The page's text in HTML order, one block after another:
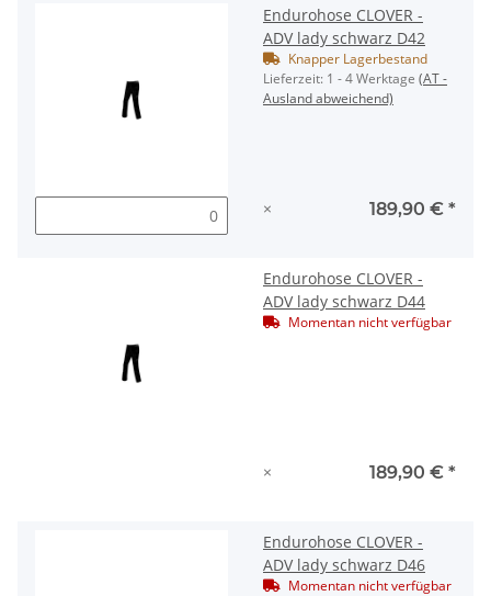
Endurohose CLOVER -
ADV lady schwarz D42
Knapper Lagerbestand
Lieferzeit: 1 - 4 Werktage (AT -
Ausland abweichend)
× 189,90 € *
Endurohose CLOVER -
ADV lady schwarz D44
Momentan nicht verfügbar
× 189,90 € *
Endurohose CLOVER -
ADV lady schwarz D46
Momentan nicht verfügbar